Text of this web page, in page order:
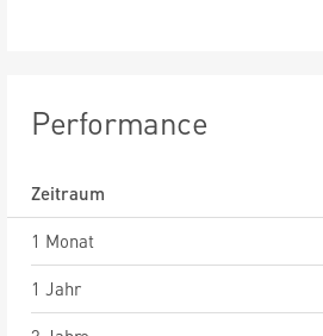
Performance
Zeitraum
1 Monat
1 Jahr